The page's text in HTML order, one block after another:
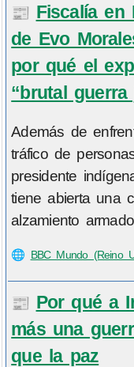
📰 Fiscalía en
de Evo
por qué el
“brutal guerra
Además de
tráfico de
presidente
tiene abierta una
alzamiento
🌐 BBC Mundo (Reino
📰 Por qué a
más una
que la paz